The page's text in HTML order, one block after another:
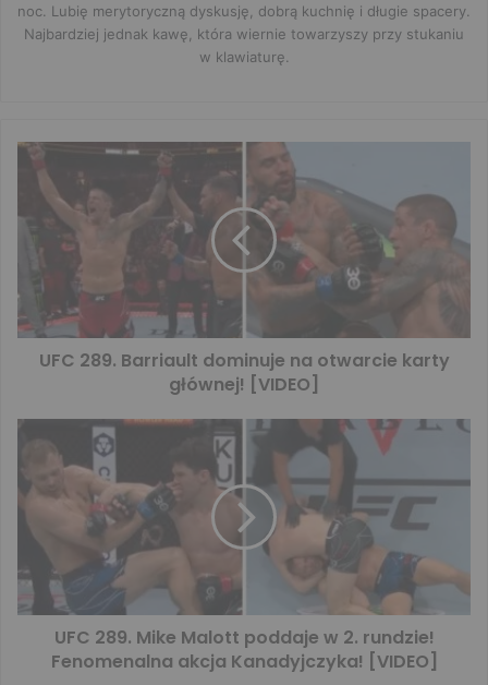
noc. Lubię merytoryczną dyskusję, dobrą kuchnię i długie spacery.
Najbardziej jednak kawę, która wiernie towarzyszy przy stukaniu
w klawiaturę.
UFC 289. Barriault dominuje na otwarcie karty
głównej! [VIDEO]
UFC 289. Mike Malott poddaje w 2. rundzie!
Fenomenalna akcja Kanadyjczyka! [VIDEO]